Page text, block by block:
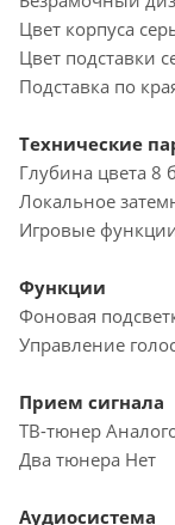
Цвет корпуса
Цвет подставки
Подставка по
Технические
Глубина цвета 8
Локальное
Игровые
Функции
Фоновая
Управление
Прием сигнала
ТВ-тюнер
Два тюнера Нет
Аудиосистема